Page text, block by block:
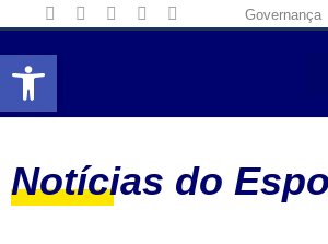
Abrir a barra de
Governança
Notícias do